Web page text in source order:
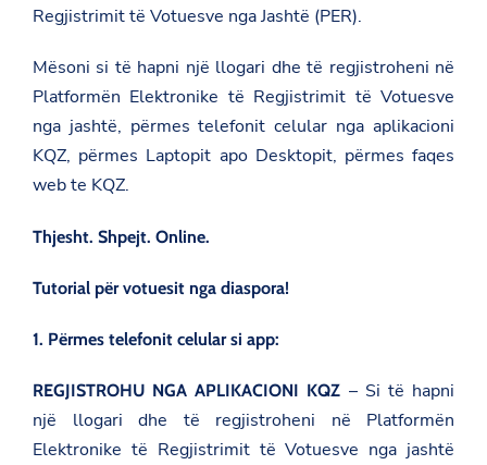
Regjistrimit të Votuesve nga Jashtë (PER).
Mësoni si të hapni një llogari dhe të regjistroheni në
Platformën Elektronike të Regjistrimit të Votuesve
nga jashtë, përmes telefonit celular nga aplikacioni
KQZ, përmes Laptopit apo Desktopit, përmes faqes
web te KQZ.
Thjesht. Shpejt. Online.
Tutorial për votuesit nga diaspora!
1. Përmes telefonit celular si app:
REGJISTROHU NGA APLIKACIONI KQZ – Si të hapni
një llogari dhe të regjistroheni në Platformën
Elektronike të Regjistrimit të Votuesve nga jashtë